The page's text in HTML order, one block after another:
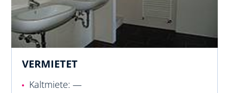
VERMIETET
Kaltmiete: —